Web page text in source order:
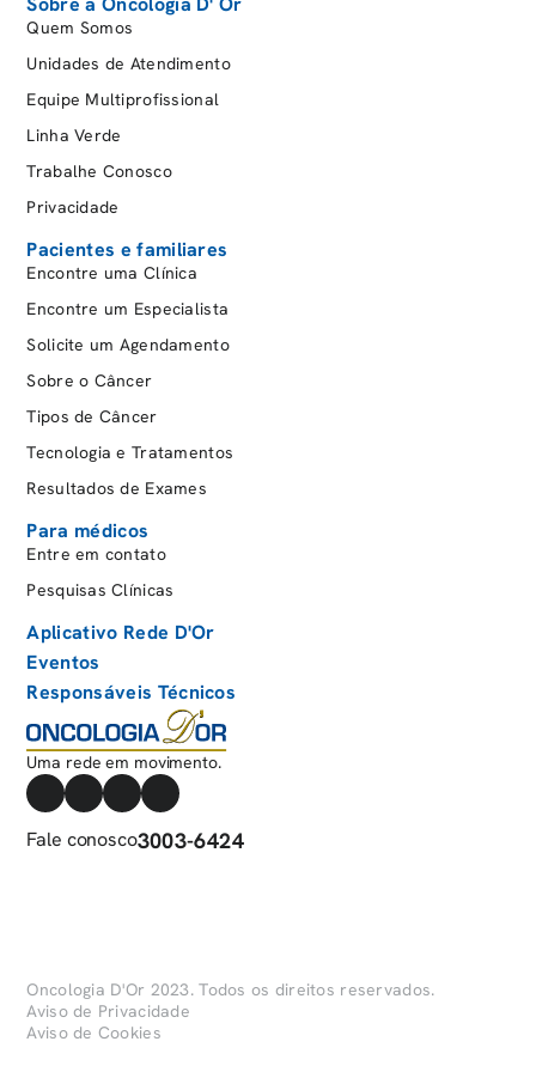
Postal Saúde
Real Grandeza
Saúde BRB
Saúde Caixa
Saúde Sim
Seguradoras Internacionais
Seguros Unimed
TRF
Unafisco Saúde
Quem Somos
Unidades de Atendimento
Equipe Multiprofissional
Linha Verde
Trabalhe Conosco
Privacidade
Pacientes e familiares
Encontre uma Clínica
Encontre um Especialista
Solicite um Agendamento
Sobre o Câncer
Tipos de Câncer
Tecnologia e Tratamentos
Resultados de Exames
Para médicos
Entre em contato
Pesquisas Clínicas
Aplicativo Rede D'Or
Eventos
Responsáveis Técnicos
Uma rede em movimento.
Fale conosco3003-6424
Oncologia D'Or 2023. Todos os direitos reservados.
Aviso de Privacidade
Aviso de Cookies